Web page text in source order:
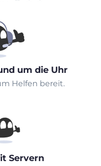
um die Uhr
Helfen bereit.
Servern